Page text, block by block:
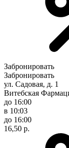
Забронировать
Забронировать
ул. Садовая, д. 1
Витебская
до 16:00
в 10:03
до 16:00
16,50 р.